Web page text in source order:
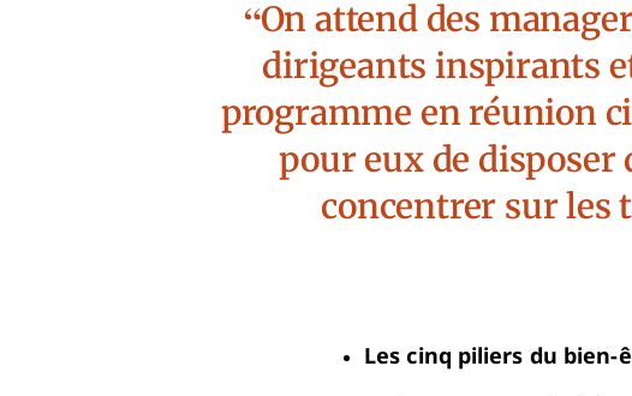
On attend des
dirigeants inspirants
programme en réunion
pour eux de disposer
concentrer sur les
Les cinq piliers du bien-